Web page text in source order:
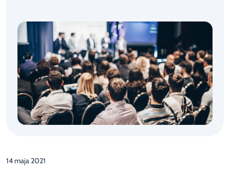
14 maja 2021